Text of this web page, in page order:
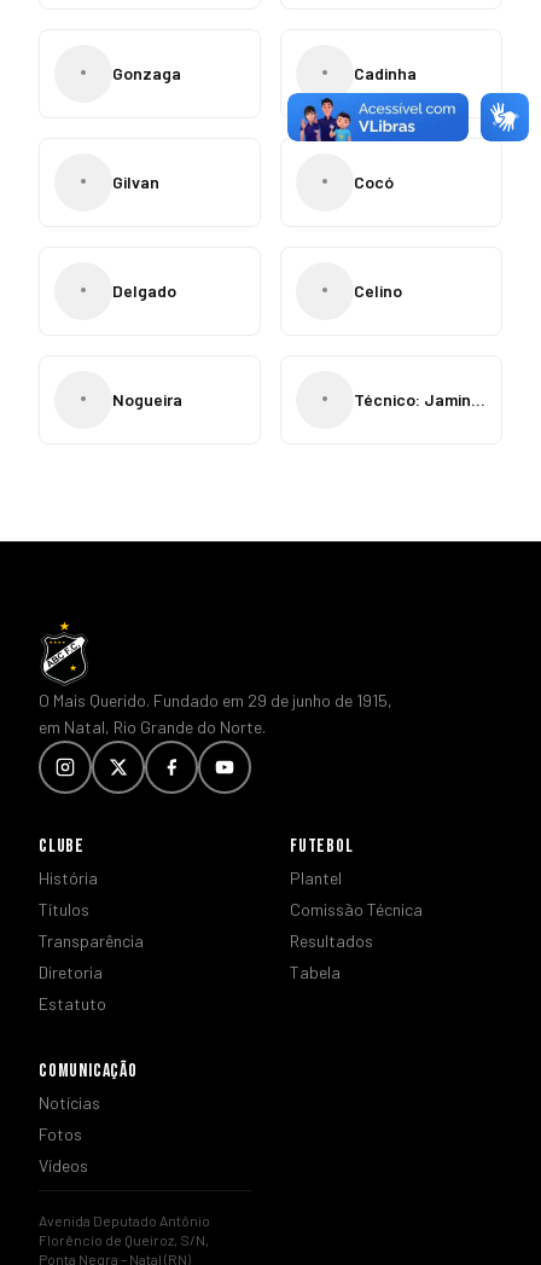
• Gonzaga • Cadinha
• Gilvan • Cocó
• Delgado • Celino
• Nogueira • Técnico: Jaminho
O Mais Querido. Fundado em 29 de junho de 1915,
em Natal, Rio Grande do Norte.
CLUBE
História
Títulos
Transparência
Diretoria
Estatuto
FUTEBOL
Plantel
Comissão Técnica
Resultados
Tabela
COMUNICAÇÃO
Notícias
Fotos
Vídeos
Avenida Deputado Antônio
Florêncio de Queiroz, S/N,
Ponta Negra – Natal (RN)